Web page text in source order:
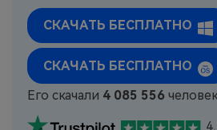
СКАЧАТЬ БЕСПЛАТНО
СКАЧАТЬ БЕСПЛАТНО
Его скачали 4 085 556